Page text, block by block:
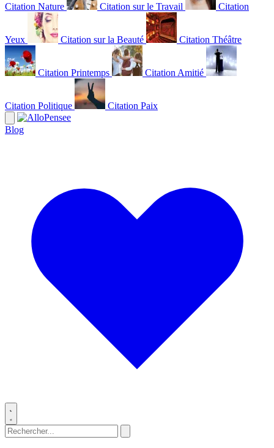
Citation Nature Citation sur le Travail Citation
Yeux Citation sur la Beauté Citation Théâtre
Citation Printemps Citation Amitié
Citation Politique Citation Paix
Blog